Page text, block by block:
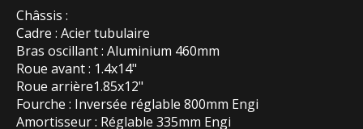
Châssis :
Cadre : Acier tubulaire
Bras oscillant : Aluminium 460mm
Roue avant : 1.4x14"
Roue arrière1.85x12"
Fourche : Inversée réglable 800mm Engi
Amortisseur : Réglable 335mm Engi